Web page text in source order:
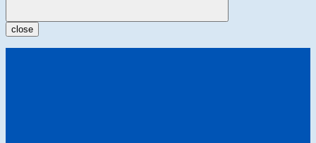
close